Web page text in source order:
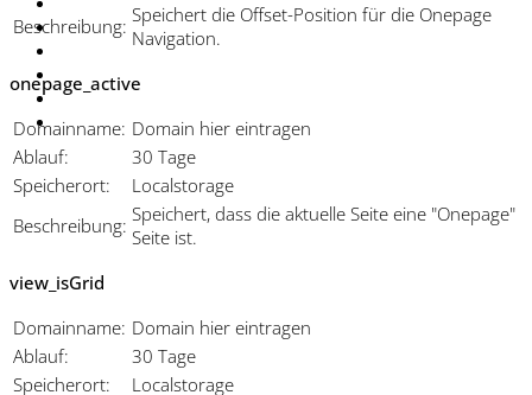
Beschreibung: Speichert die Offset-Position für die Onepage
Navigation.
onepage_active
Domainname: Domain hier eintragen
Ablauf:
30 Tage
Speicherort:
Localstorage
Beschreibung: Speichert, dass die aktuelle Seite eine "Onepage"
Seite ist.
view_isGrid
Domainname: Domain hier eintragen
Ablauf:
30 Tage
Speicherort:
Localstorage